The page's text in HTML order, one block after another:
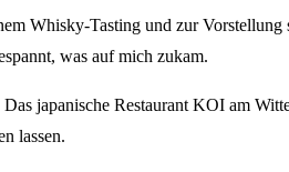
Whisky-Tasting und zur
was auf mich zukam.
japanische Restaurant KOI am
lassen.